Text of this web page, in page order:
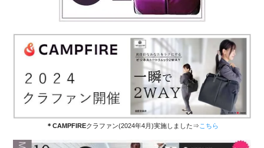
＊CAMPFIREクラファン(2024年4月)実施しました⇒ こちら